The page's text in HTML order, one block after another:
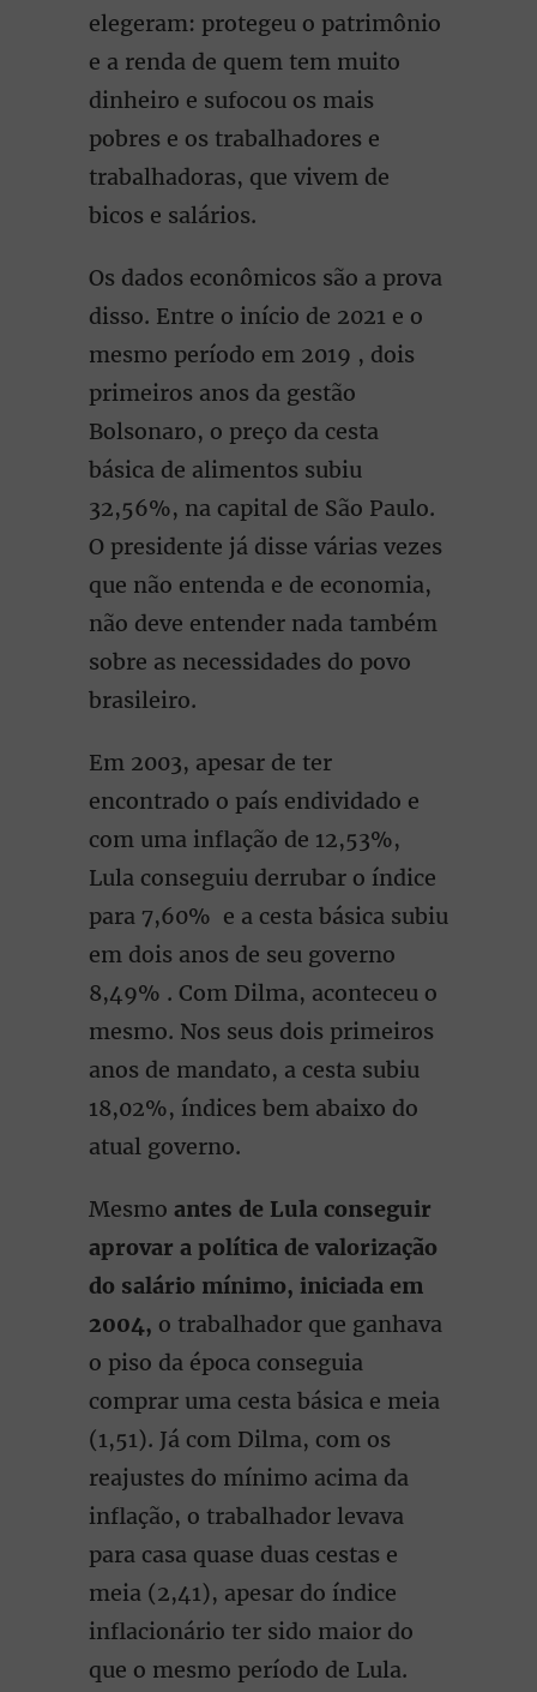
elegeram: protegeu o patrimônio
e a renda de quem tem muito
dinheiro e sufocou os mais
pobres e os trabalhadores e
trabalhadoras, que vivem de
bicos e salários.
Os dados econômicos são a prova
disso. Entre o início de 2021 e o
mesmo período em 2019 , dois
primeiros anos da gestão
Bolsonaro, o preço da cesta
básica de alimentos subiu
32,56%, na capital de São Paulo.
O presidente já disse várias vezes
que não entenda e de economia,
não deve entender nada também
sobre as necessidades do povo
brasileiro.
Em 2003, apesar de ter
encontrado o país endividado e
com uma inflação de 12,53%,
Lula conseguiu derrubar o índice
para 7,60% e a cesta básica subiu
em dois anos de seu governo
8,49% . Com Dilma, aconteceu o
mesmo. Nos seus dois primeiros
anos de mandato, a cesta subiu
18,02%, índices bem abaixo do
atual governo.
Mesmo antes de Lula conseguir
aprovar a política de valorização
do salário mínimo, iniciada em
2004, o trabalhador que ganhava
o piso da época conseguia
comprar uma cesta básica e meia
(1,51). Já com Dilma, com os
reajustes do mínimo acima da
inflação, o trabalhador levava
para casa quase duas cestas e
meia (2,41), apesar do índice
inflacionário ter sido maior do
que o mesmo período de Lula.